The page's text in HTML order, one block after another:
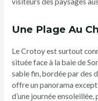
Une Plage Au
Le Crotoy est surtout
située face à la baie de
sable fin, bordée par des
offre un panorama
d’une journée